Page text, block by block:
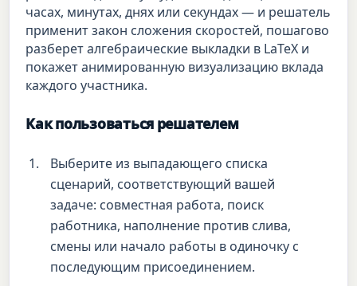
часах, минутах, днях или секундах — и решатель
применит закон сложения скоростей, пошагово
разберет алгебраические выкладки в LaTeX и
покажет анимированную визуализацию вклада
каждого участника.
Как пользоваться решателем
Выберите из выпадающего списка
сценарий, соответствующий вашей
задаче: совместная работа, поиск
работника, наполнение против слива,
смены или начало работы в одиночку с
последующим присоединением.